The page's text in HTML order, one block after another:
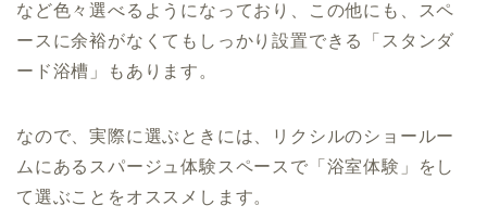
など色々選べるようになっており、この他にも、スペ
ースに余裕がなくてもしっかり設置できる「スタンダ
ード浴槽」もあります。
なので、実際に選ぶときには、リクシルのショールー
ムにあるスパージュ体験スペースで「浴室体験」をし
て選ぶことをオススメします。